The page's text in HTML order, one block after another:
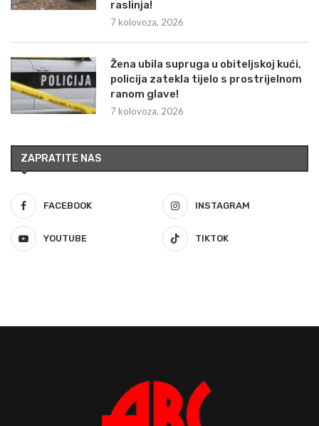
raslinja!
7 kolovoza, 2026
Žena ubila supruga u obiteljskoj kući,
policija zatekla tijelo s prostrijelnom
ranom glave!
7 kolovoza, 2026
ZAPRATITE NAS
FACEBOOK INSTAGRAM
YOUTUBE TIKTOK